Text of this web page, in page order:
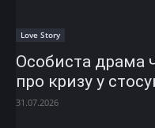
Love Story
Особиста драма
про кризу у
31.07.2026